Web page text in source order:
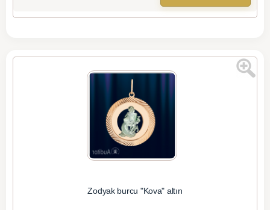
Zodyak burcu "Kova" altın